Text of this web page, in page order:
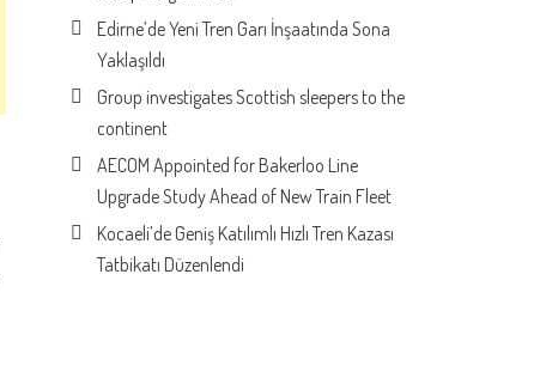
Edirne’de Yeni Tren Garı İnşaatında Sona
Yaklaşıldı
Group investigates Scottish sleepers to the
continent
AECOM Appointed for Bakerloo Line
Upgrade Study Ahead of New Train Fleet
Kocaeli’de Geniş Katılımlı Hızlı Tren Kazası
Tatbikatı Düzenlendi